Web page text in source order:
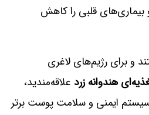
قلبی را کاهش
و برای رژیم‌های لاغری
هندوانه زرد علاقه‌مندید،
ایمنی و سلامت پوست برتر